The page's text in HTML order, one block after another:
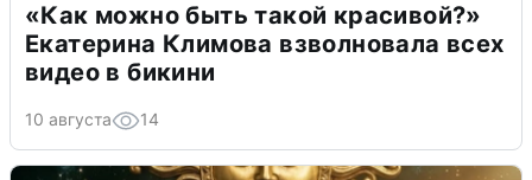
«Как можно быть такой красивой?»
Екатерина Климова взволновала всех
видео в бикини
10 августа 14